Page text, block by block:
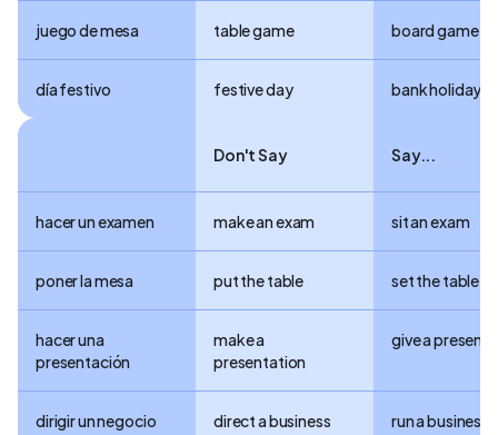
juego de mesa table game board game
día festivo festive day bank holiday
Don't Say Say...
hacer un examen make an exam sit an exam
poner la mesa put the table set the table
hacer una
presentación
make a
presentation
give a
dirigir un negocio direct a business run a business